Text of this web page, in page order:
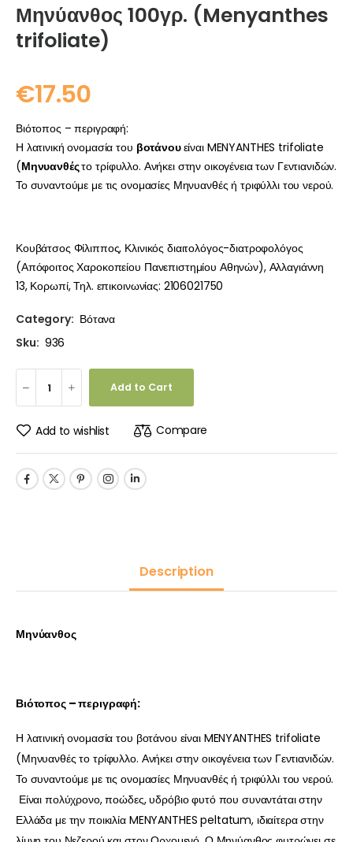
Μηνύανθος 100γρ. (Menyanthes
trifoliate)
€17.50
Βιότοπος – περιγραφή:
Η λατινική ονομασία του βοτάνουείναι MENYANTHES trifoliate
(Μηνυανθέςτο τρίφυλλο. Ανήκει στην οικογένεια των Γεντιανιδών.
Το συναντούμε με τις ονομασίες Μηνυανθές ή τριφύλλι του νερού.
Κουβάτσος Φίλιππος, Κλινικός διαιτολόγος-διατροφολόγος
(Απόφοιτος Χαροκοπείου Πανεπιστημίου Αθηνών), Αλλαγιάννη
13, Κορωπί, Τηλ. επικοινωνίας: 2106021750
Category: Βότανα
Sku: 936
Add to Cart
Add to wishlist Compare
Description
Μηνύανθος
Βιότοπος – περιγραφή:
Η λατινική ονομασία του βοτάνου είναι MENYANTHES trifoliate
(Μηνυανθές το τρίφυλλο. Ανήκει στην οικογένεια των Γεντιανιδών.
Το συναντούμε με τις ονομασίες Μηνυανθές ή τριφύλλι του νερού.
Είναι πολύχρονο, ποώδες, υδρόβιο φυτό που συναντάται στην
Ελλάδα με την ποικιλία MENYANTHES peltatum, ιδιαίτερα στην